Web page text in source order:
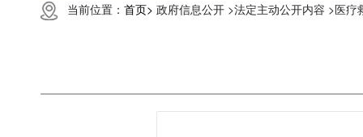
当前位置： 首页> 政府信息公开 >法定主动公开内容 >医疗